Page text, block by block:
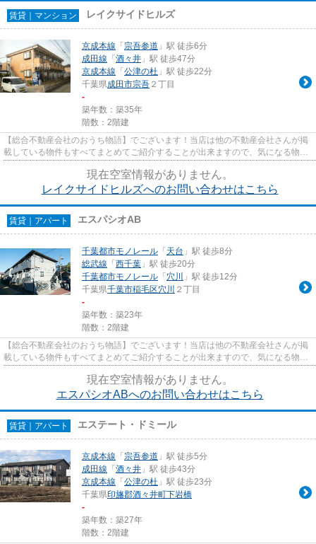
賃貸｜マンション レイクサイドヒルズ
京成本線 「 宗吾参道 」駅 徒歩6分
成田線 「 酒々井 」駅 徒歩47分
京成本線 「 公津の杜 」駅 徒歩22分
千葉県成田市宗吾 ２丁目
-
築年数：築35年
階数：2階建
【総合不動産会社のおうち物語】でございます！当店は他の不動産会社さんが掲
載している物件もすべてまとめてご紹介することが出来ますので、気になる物件
現在空室情報がありません。
レイクサイドヒルズへのお問い合わせはこちら
賃貸｜アパート エスパシオAB
千葉都市モノレール 「 天台 」駅 徒歩8分
総武線 「 西千葉 」駅 徒歩20分
千葉都市モノレール 「 穴川
」駅 徒歩12分
千葉県千葉市稲毛区穴川 ２丁目
-
築年数：築23年
階数：2階建
【総合不動産会社のおうち物語】でございます！当店は他の不動産会社さんが掲
載している物件もすべてまとめてご紹介することが出来ますので、気になる物件
現在空室情報がありません。
エスパシオABへのお問い合わせはこちら
賃貸｜アパート エステート・ドミール
京成本線 「 宗吾参道 」駅 徒歩5分
成田線 「 酒々井 」駅 徒歩43分
京成本線 「 公津の杜 」駅 徒歩23分
千葉県印旛郡酒々井町下岩橋
-
築年数：築27年
階数：2階建